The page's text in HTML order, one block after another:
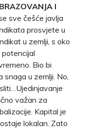
I
sve češće javlja
prosvjete u
u zemlji, s oko
Bio bi
u zemlji. No,
važan za
Kapital je
lokalan. Zato